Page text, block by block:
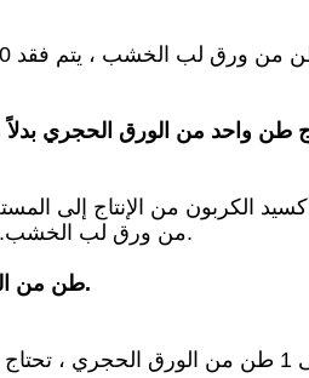
من ورق لب الخشب.اختيار الورق الحجري يمكن مقارنته بمنع انبعاث ثاني أكسيد الكربون من رحلة من أمستردام إلى القدس بالسيارة.
1 طن من الورق الحجري بدلاً من ورق لب الخشب يعني توفير ما يعادل استخدام الطاقة لأسرة متوسطة تزيد عن 1.5 عام.